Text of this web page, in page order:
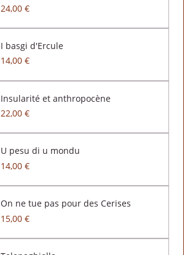
24,00 €
I basgi d'Ercule
14,00 €
Insularité et anthropocène
22,00 €
U pesu di u mondu
14,00 €
On ne tue pas pour des Cerises
15,00 €